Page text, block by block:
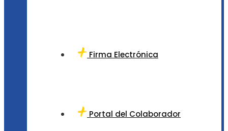
Firma Electrónica
Portal del Colaborador